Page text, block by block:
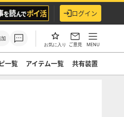
ログイン
お気に入り ご意見 MENU
一覧 アイテム一覧 共有装置